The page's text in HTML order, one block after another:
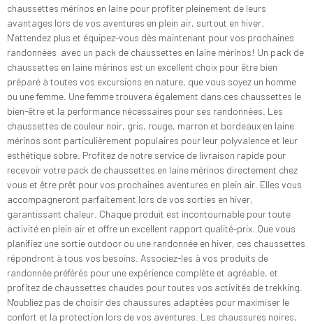
chaussettes mérinos en laine pour profiter pleinement de leurs
avantages lors de vos aventures en plein air, surtout en hiver.
N'attendez plus et équipez-vous dès maintenant pour vos prochaines
randonnées avec un pack de chaussettes en laine mérinos! Un pack de
chaussettes en laine mérinos est un excellent choix pour être bien
préparé à toutes vos excursions en nature, que vous soyez un homme
ou une femme. Une femme trouvera également dans ces chaussettes le
bien-être et la performance nécessaires pour ses randonnées. Les
chaussettes de couleur noir, gris, rouge, marron et bordeaux en laine
mérinos sont particulièrement populaires pour leur polyvalence et leur
esthétique sobre. Profitez de notre service de livraison rapide pour
recevoir votre pack de chaussettes en laine mérinos directement chez
vous et être prêt pour vos prochaines aventures en plein air. Elles vous
accompagneront parfaitement lors de vos sorties en hiver,
garantissant chaleur. Chaque produit est incontournable pour toute
activité en plein air et offre un excellent rapport qualité-prix. Que vous
planifiez une sortie outdoor ou une randonnée en hiver, ces chaussettes
répondront à tous vos besoins. Associez-les à vos produits de
randonnée préférés pour une expérience complète et agréable, et
profitez de chaussettes chaudes pour toutes vos activités de trekking.
N'oubliez pas de choisir des chaussures adaptées pour maximiser le
confort et la protection lors de vos aventures. Les chaussures noires,